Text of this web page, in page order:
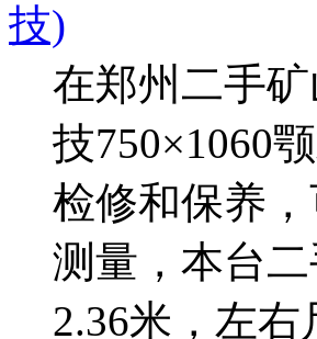
技)
在郑州二手
技750×1060
检修和保养
测量，本台
2.36米，左